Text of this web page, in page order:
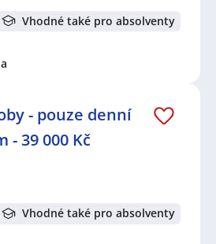
Vhodné také pro absolventy
- pouze denní
- 39 000 Kč
Vhodné také pro absolventy